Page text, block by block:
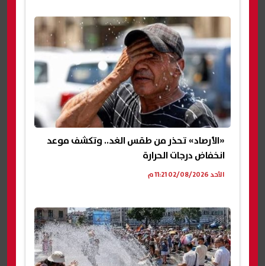
«الأرصاد» تحذر من طقس الغد.. وتكشف موعد
انخفاض درجات الحرارة
الأحد 02/08/2026 11:21 م